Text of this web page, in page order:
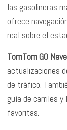
las gasolineras
ofrece
real sobre el
TomTom GO
actualizaciones
de tráfico.
guía de carriles y
favoritas.